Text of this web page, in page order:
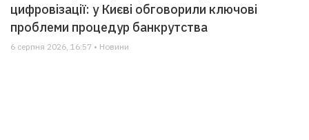
цифровізації: у Києві обговорили ключові
проблеми процедур банкрутства
6 серпня 2026, 16:57 • Новини